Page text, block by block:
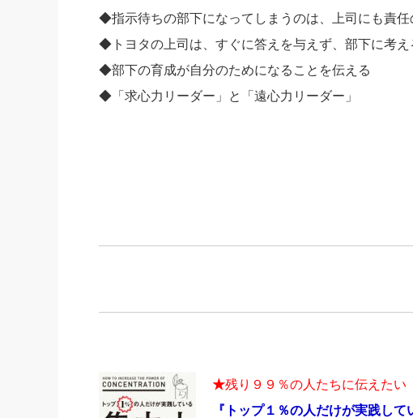
◆指示待ちの部下になってしまうのは、上司にも責任
◆トヨタの上司は、すぐに答えを与えず、部下に考え
◆部下の育成が自分のためになることを伝える
◆「求心力リーダー」と「遠心力リーダー」
★残り９９％の人たちに伝えたい
『トップ１％の人だけが実践して